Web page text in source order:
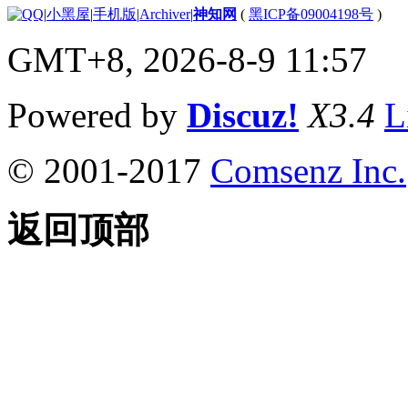
|小黑屋|手机版|Archiver|神知网 ( 黑ICP备09004198号 )
GMT+8, 2026-8-9 11:57
Powered by Discuz! X3.4
© 2001-2017 Comsenz Inc.
返回顶部